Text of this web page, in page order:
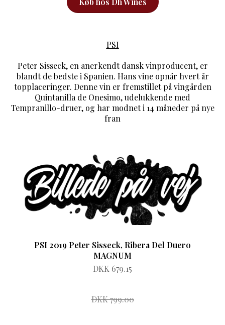
PSI
Peter Sisseck, en anerkendt dansk vinproducent, er
blandt de bedste i Spanien. Hans vine opnår hvert år
topplaceringer. Denne vin er fremstillet på vingården
Quintanilla de Onesimo, udelukkende med
Tempranillo-druer, og har modnet i 14 måneder på nye
fran
PSI 2019 Peter Sisseck, Ribera Del Duero
MAGNUM
DKK 679.15
DKK 799.00